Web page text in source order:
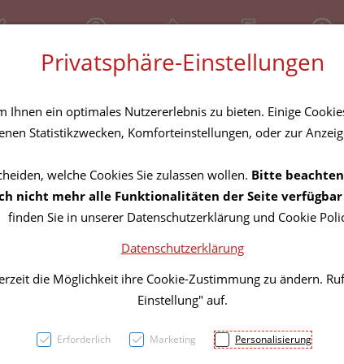
Geschlossen Über uns Rezept-Anfrage
8,99
Privatsphäre-Einstellungen
Ihnen ein optimales Nutzererlebnis zu bieten. Einige
Statistikzwecken, Komforteinstellungen, oder zur
welche Cookies Sie zulassen wollen. Bitte
nicht mehr alle Funktionalitäten der Seite
finden Sie in unserer Datenschutzerklärung und Cookie
Datenschutzerklärung
die Möglichkeit ihre Cookie-Zustimmung zu ändern.
Einstellung" auf.
Erforderlich Marketing Personalisierung